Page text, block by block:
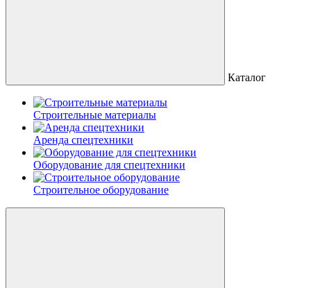
Каталог
Строительные материалы
Аренда спецтехники
Оборудование для спецтехники
Строительное оборудование